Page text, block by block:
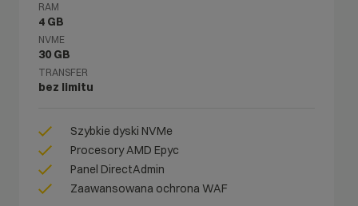
RAM
4 GB
NVME
30 GB
TRANSFER
bez limitu
Szybkie dyski NVMe
Procesory AMD Epyc
Panel DirectAdmin
Zaawansowana ochrona WAF